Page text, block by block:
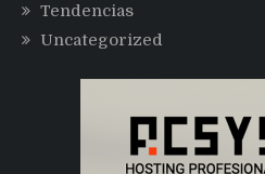
Tendencias
Uncategorized